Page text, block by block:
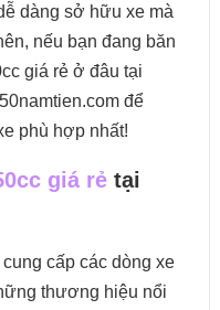
dàng sở hữu xe mà
nếu bạn đang băn
giá rẻ ở đâu tại
để
phù hợp nhất!
giá rẻtại
cấp các dòng xe
thương hiệu nổi